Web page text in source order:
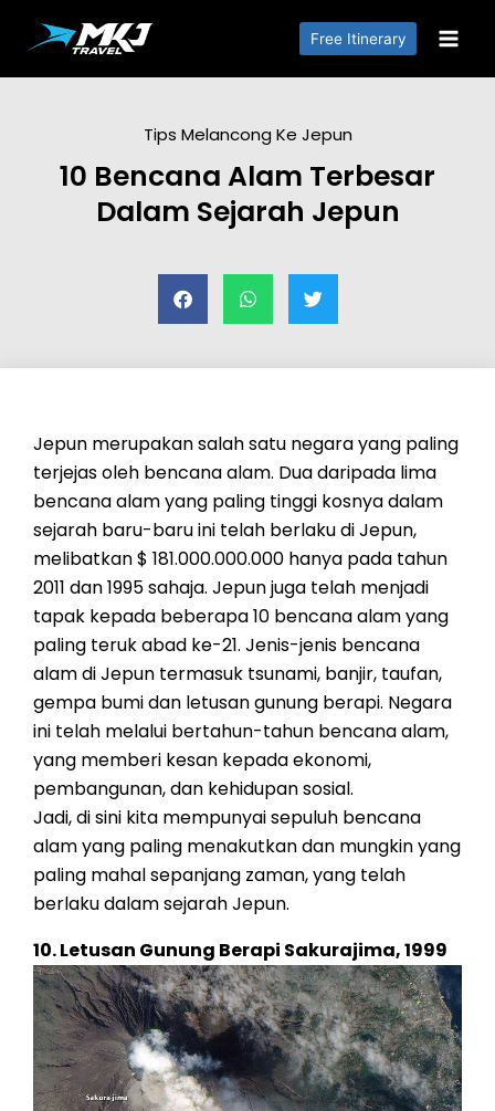
Free Itinerary
Tips Melancong Ke Jepun
10 Bencana Alam Terbesar
Dalam Sejarah Jepun
Jepun merupakan salah satu negara yang paling
terjejas oleh bencana alam. Dua daripada lima
bencana alam yang paling tinggi kosnya dalam
sejarah baru-baru ini telah berlaku di Jepun,
melibatkan $ 181.000.000.000 hanya pada tahun
2011 dan 1995 sahaja. Jepun juga telah menjadi
tapak kepada beberapa 10 bencana alam yang
paling teruk abad ke-21. Jenis-jenis bencana
alam di Jepun termasuk tsunami, banjir, taufan,
gempa bumi dan letusan gunung berapi. Negara
ini telah melalui bertahun-tahun bencana alam,
yang memberi kesan kepada ekonomi,
pembangunan, dan kehidupan sosial.
Jadi, di sini kita mempunyai sepuluh bencana
alam yang paling menakutkan dan mungkin yang
paling mahal sepanjang zaman, yang telah
berlaku dalam sejarah Jepun.
10. Letusan Gunung Berapi Sakurajima, 1999